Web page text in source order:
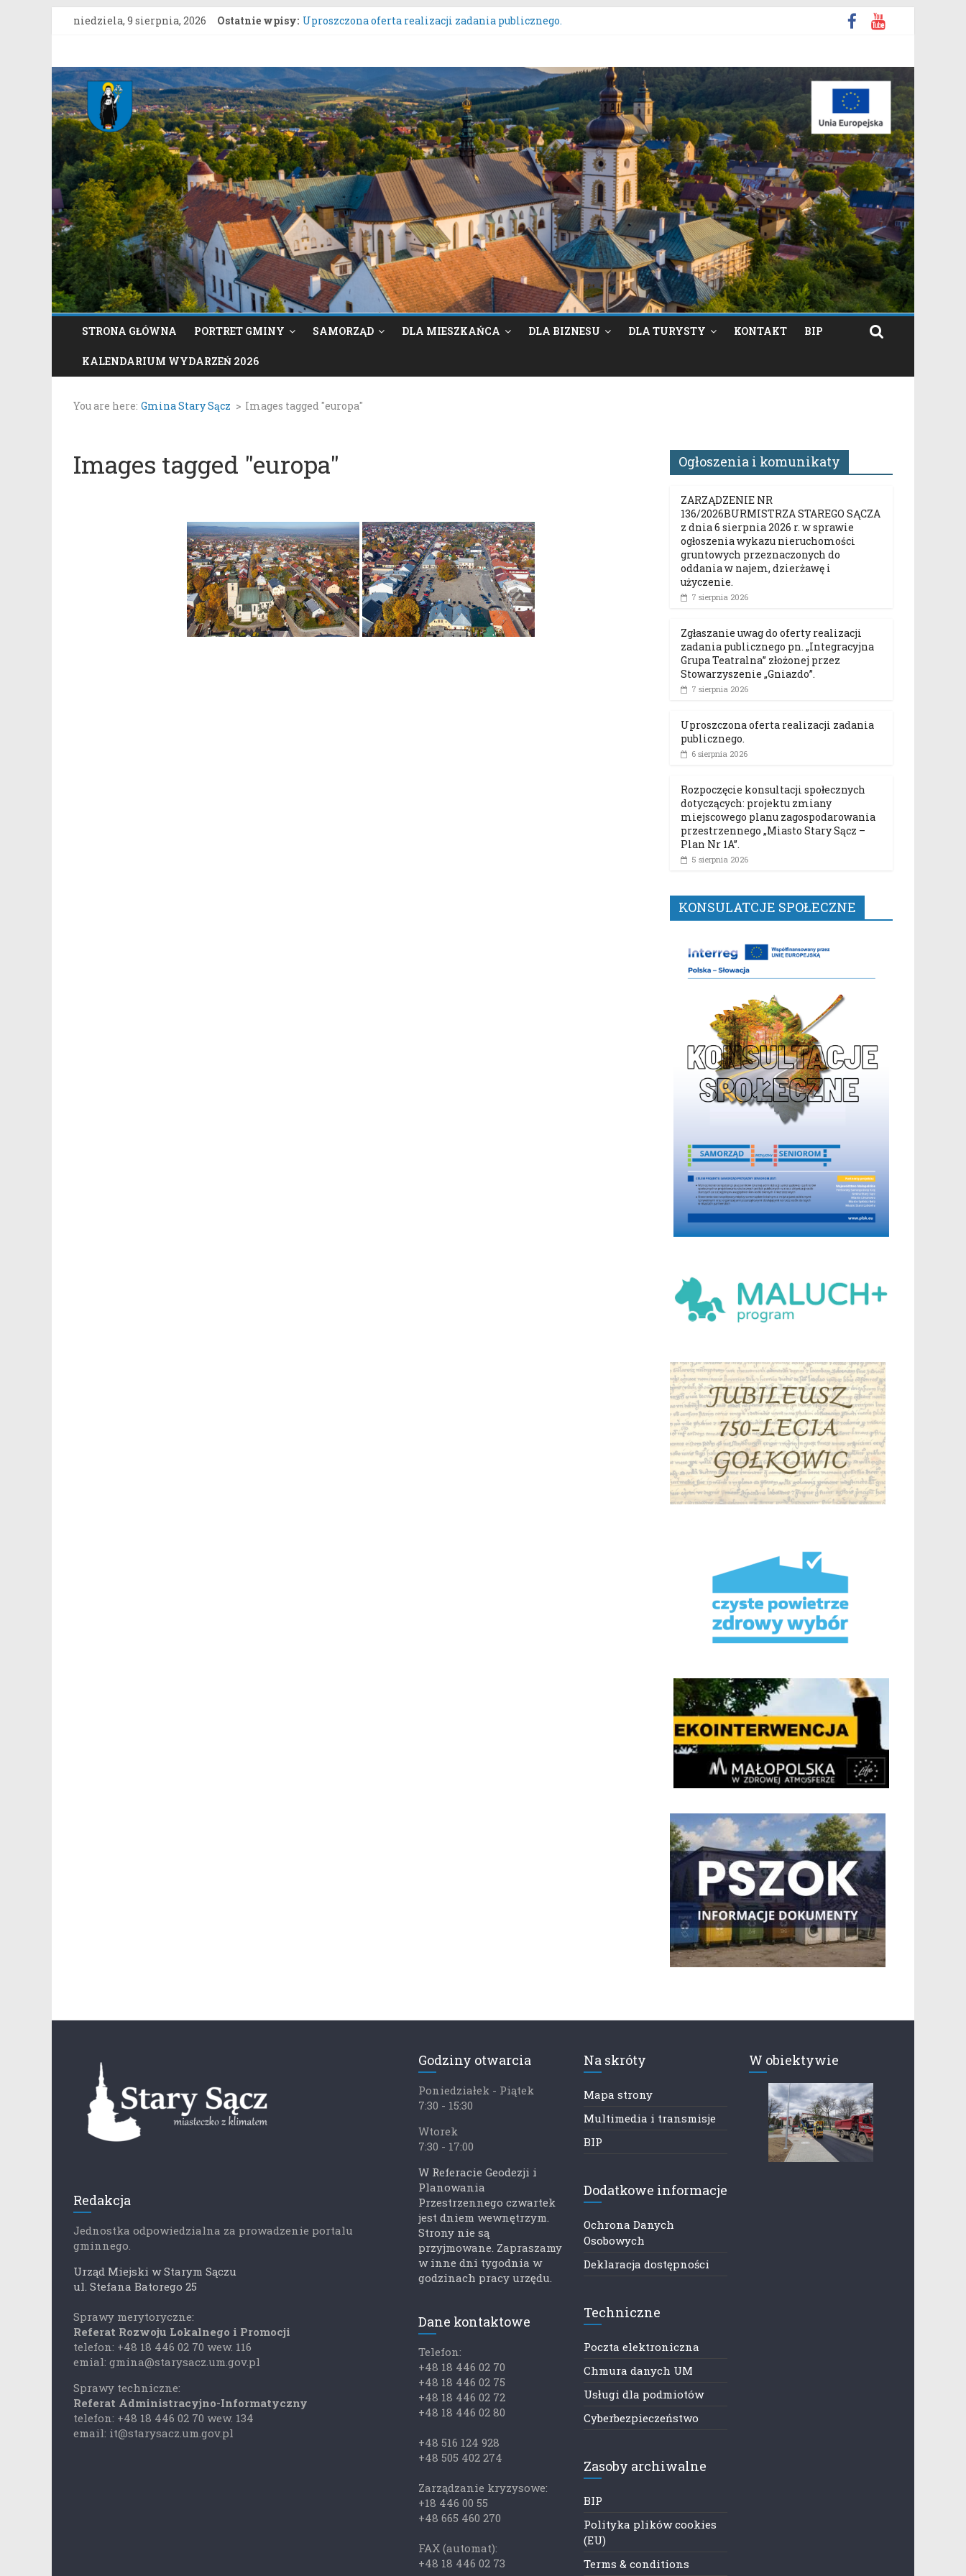
Przejdź
niedziela, 9 sierpnia, 2026 Ostatnie wpisy: Uproszczona oferta realizacji zadania publicznego.
Konkurs Wieńców Dożynkowych Województwa Małopolskiego.
Zgłaszanie uwag do oferty realizacji zadania publicznego pn. „Integracyjna Grupa Teatralna” złożonej przez Stowarzyszenie
„Gniazdo”.
Konsultacje społeczne dotyczące zmiany „Miejscowego planu zagospodarowania przestrzennego Mostki”.
Gmina
Stary
Sącz
Portal
samorządowy
Gminy
Stary
Sącz
STRONA GŁÓWNA PORTRET GMINY SAMORZĄD DLA MIESZKAŃCA DLA BIZNESU DLA TURYSTY KONTAKT BIP
KALENDARIUM WYDARZEŃ 2026
You are here: Gmina Stary Sącz > Images tagged "europa"
Images tagged "europa" Ogłoszenia i komunikaty
ZARZĄDZENIE NR
136/2026BURMISTRZA STAREGO SĄCZA
z dnia 6 sierpnia 2026 r. w sprawie
ogłoszenia wykazu nieruchomości
gruntowych przeznaczonych do
oddania w najem, dzierżawę i
użyczenie.
7 sierpnia 2026
Zgłaszanie uwag do oferty realizacji
zadania publicznego pn. „Integracyjna
Grupa Teatralna” złożonej przez
Stowarzyszenie „Gniazdo”.
7 sierpnia 2026
Uproszczona oferta realizacji zadania
publicznego.
6 sierpnia 2026
Rozpoczęcie konsultacji społecznych
dotyczących: projektu zmiany
miejscowego planu zagospodarowania
przestrzennego „Miasto Stary Sącz –
Plan Nr 1A”.
5 sierpnia 2026
KONSULATCJE SPOŁECZNE
Redakcja
Jednostka odpowiedzialna za prowadzenie portalu
gminnego.
Urząd Miejski w Starym Sączu
ul. Stefana Batorego 25
Sprawy merytoryczne:
Referat Rozwoju Lokalnego i Promocji
telefon: +48 18 446 02 70 wew. 116
emial: gmina@starysacz.um.gov.pl
Sprawy techniczne:
Referat Administracyjno-Informatyczny
telefon: +48 18 446 02 70 wew. 134
email: it@starysacz.um.gov.pl
Godziny otwarcia
Poniedziałek - Piątek
7:30 - 15:30
Wtorek
7:30 - 17:00
W Referacie Geodezji i
Planowania
Przestrzennego czwartek
jest dniem wewnętrzym.
Strony nie są
przyjmowane. Zapraszamy
w inne dni tygodnia w
godzinach pracy urzędu.
Dane kontaktowe
Telefon:
+48 18 446 02 70
+48 18 446 02 75
+48 18 446 02 72
+48 18 446 02 80
+48 516 124 928
+48 505 402 274
Zarządzanie kryzysowe:
+18 446 00 55
+48 665 460 270
FAX (automat):
+48 18 446 02 73
Na skróty
Mapa strony
Multimedia i transmisje
BIP
Dodatkowe informacje
Ochrona Danych
Osobowych
Deklaracja dostępności
Techniczne
Poczta elektroniczna
Chmura danych UM
Usługi dla podmiotów
Cyberbezpieczeństwo
Zasoby archiwalne
BIP
Polityka plików cookies
(EU)
Terms & conditions
W obiektywie